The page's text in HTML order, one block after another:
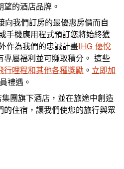
的酒店品牌。
向我們訂房的最優惠房價而自
手機應用程式預訂您將始終獲
作為我們的忠誠計畫IHG 優悅
專屬福利並可賺取積分。 這些
行哩程和其他各種獎勵 。 立即加
禮遇。
團旗下酒店，並在旅途中創造
住宿，讓我們使您的旅行與眾